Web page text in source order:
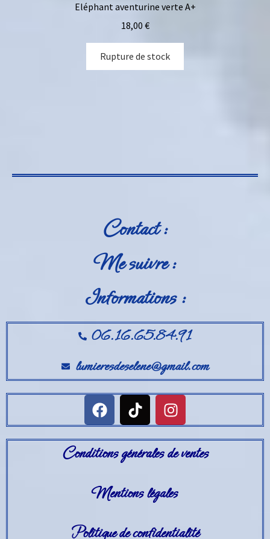
Eléphant aventurine verte A+
18,00 €
Rupture de stock
Contact :
Me suivre :
Informations :
06.16.65.84.91
lumieresdeselene@gmail.com
Conditions générales de ventes
Mentions légales
Politique de confidentialité